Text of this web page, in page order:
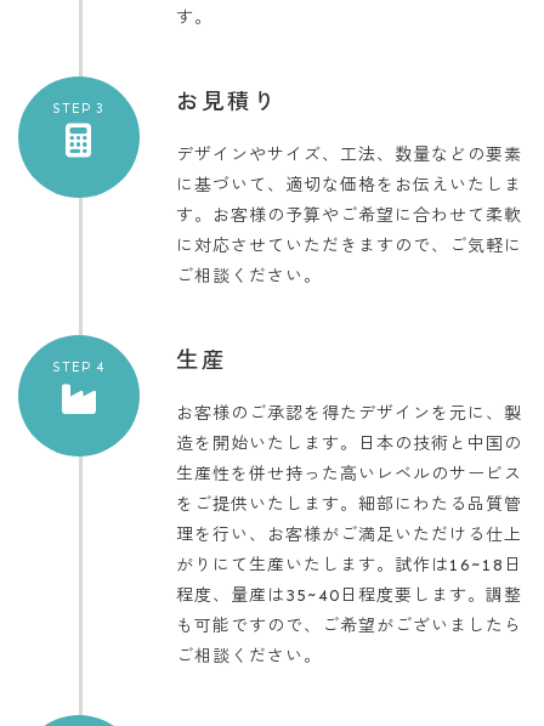
す。
お見積り
デザインやサイズ、工法、数量などの要素
に基づいて、適切な価格をお伝えいたしま
す。
お客様の予算やご希望に合わせて柔軟
に対応させていただきますので、ご気軽に
ご相談ください。
STEP 3
生産
お客様のご承認を得たデザインを元に、製
造を開始いたします。
日本の技術と中国の
生産性を併せ持った高いレベルのサービス
をご提供いたします。 細部にわたる品質管
理を行い、お客様がご満足いただける仕上
がりにて生産いたします。 試作は16~18日
程度、量産は35~40日程度要します。調整
も可能ですので、ご希望がございましたら
ご相談ください。
STEP 4